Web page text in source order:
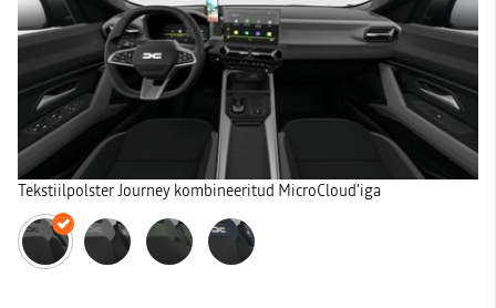
Tekstiilpolster Journey kombineeritud MicroCloud'iga